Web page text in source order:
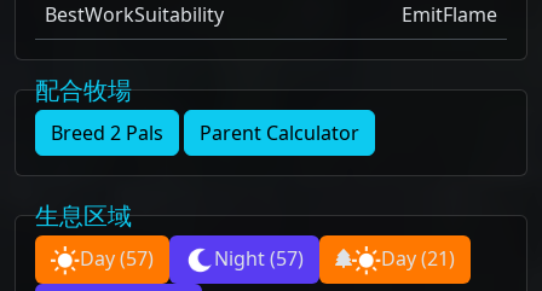
BestWorkSuitability
EmitFlame
配合牧場
Breed 2 Pals Parent Calculator
生息区域
Day(57) Night(57) Day(21)